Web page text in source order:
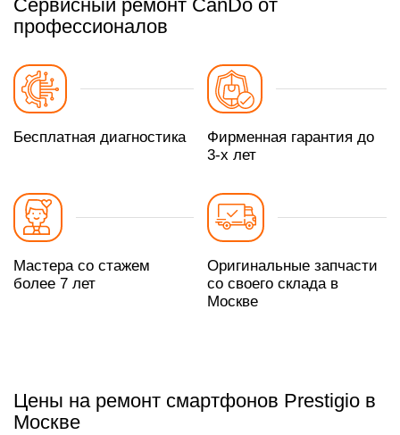
Сервисный ремонт CanDo от
профессионалов
Бесплатная диагностика
Фирменная гарантия до
3-х лет
Мастера со стажем
более 7 лет
Оригинальные запчасти
со своего склада в
Москве
Цены на ремонт смартфонов Prestigio в
Москве